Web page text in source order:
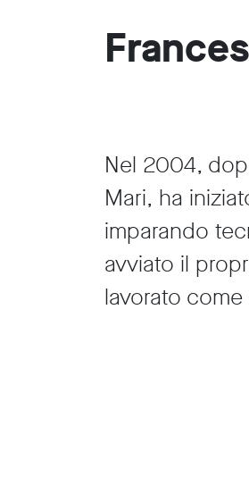
Nel 2004,
Mari, ha
imparando
avviato il
lavorato